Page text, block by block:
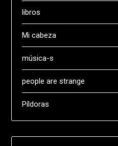
libros
Mi cabeza
música-s
people are strange
Píldoras